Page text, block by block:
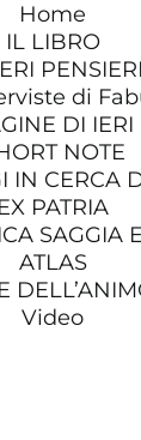
Home
IL LIBRO
PENSIERI
di
DI IERI
NOTE
IN CERCA
EX PATRIA
SAGGIA
ATLAS
Video